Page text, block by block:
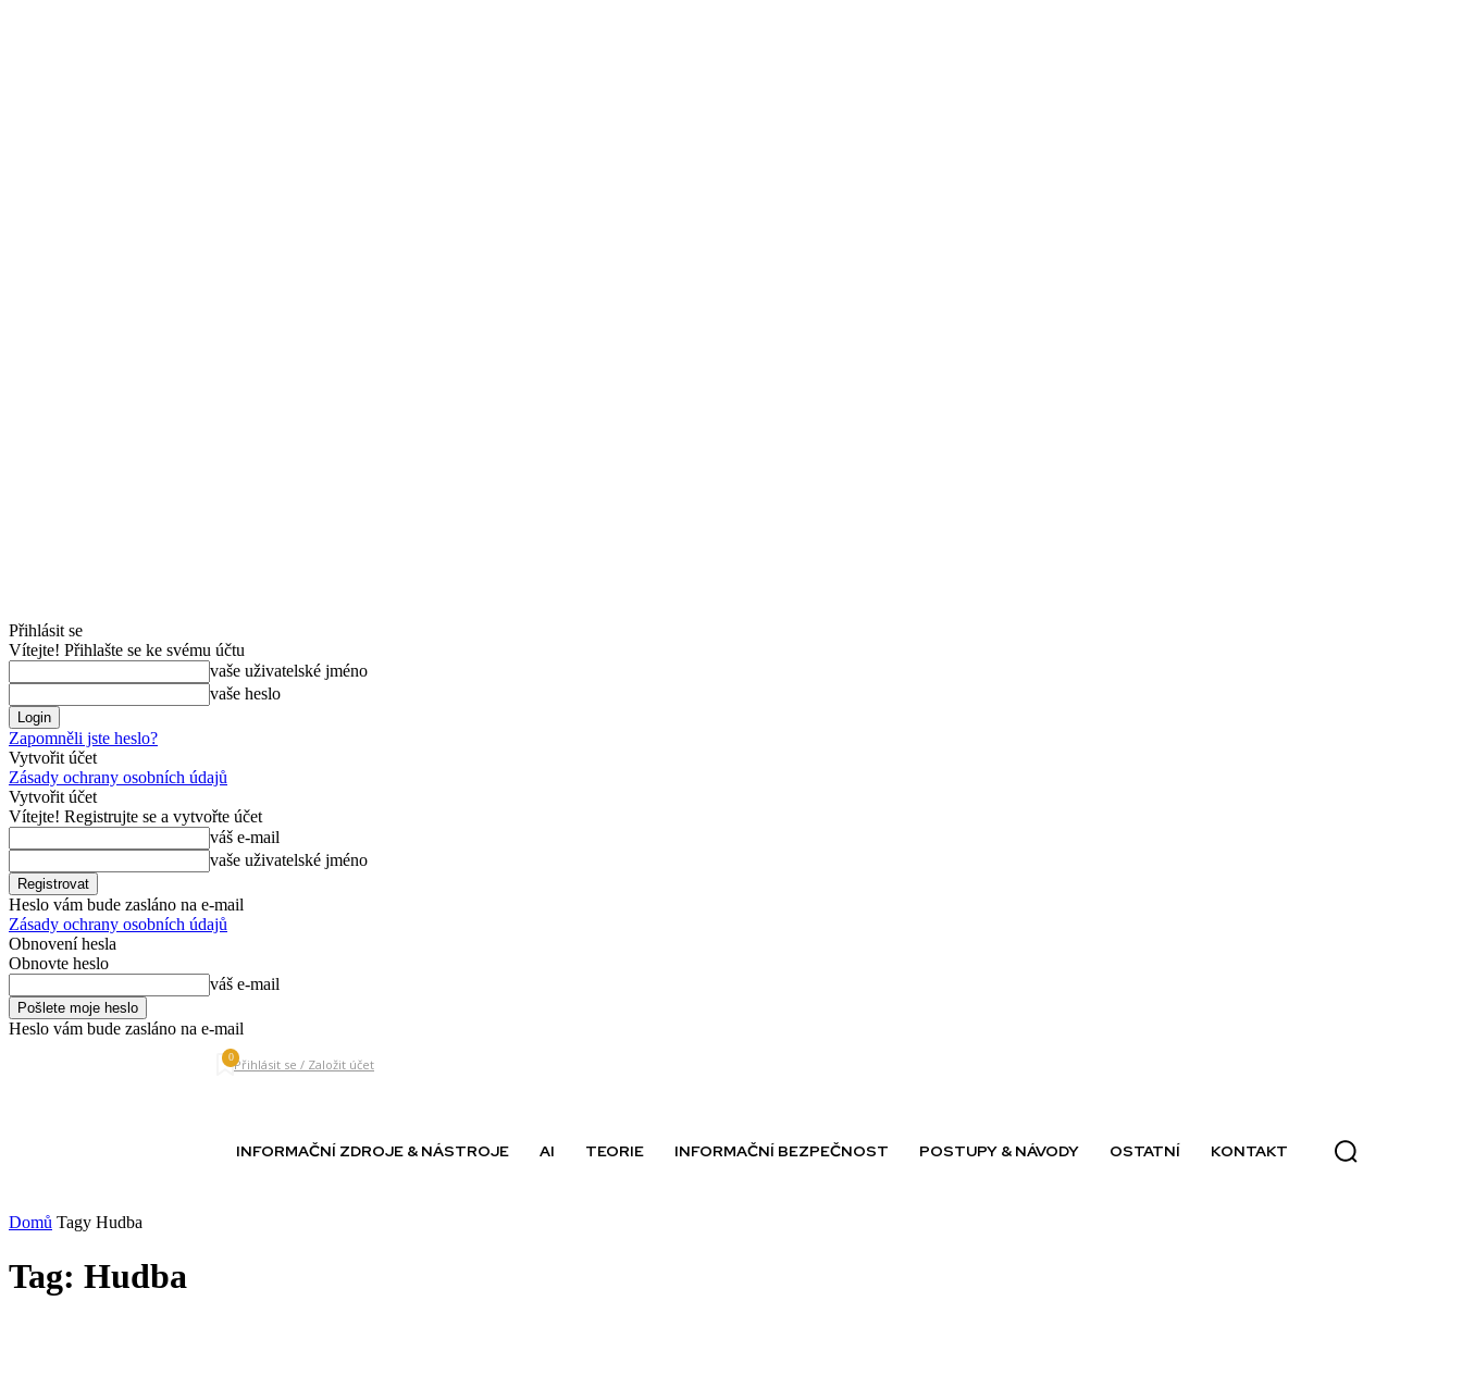
Přihlásit se
Vítejte! Přihlašte se ke svému účtu
vaše uživatelské jméno
vaše heslo
Zapomněli jste heslo?
Vytvořit účet
Zásady ochrany osobních údajů
Vytvořit účet
Vítejte! Registrujte se a vytvořte účet
váš e-mail
vaše uživatelské jméno
Heslo vám bude zasláno na e-mail
Zásady ochrany osobních údajů
Obnovení hesla
Obnovte heslo
váš e-mail
Heslo vám bude zasláno na e-mail
0Přihlásit se / Založit účet
INFORMAČNÍ ZDROJE & NÁSTROJE AI TEORIE INFORMAČNÍ BEZPEČNOST POSTUPY & NÁVODY OSTATNÍ KONTAKT
Domů Tagy Hudba
Tag: Hudba